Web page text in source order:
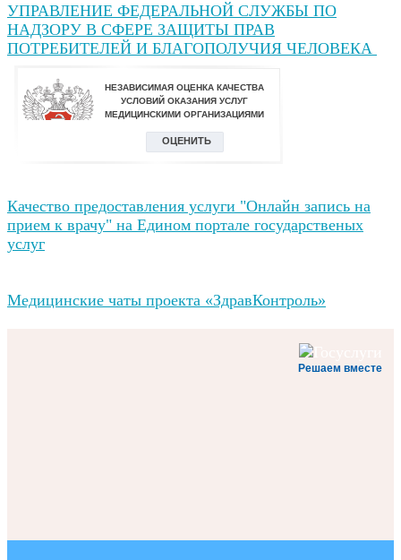
УПРАВЛЕНИЕ ФЕДЕРАЛЬНОЙ СЛУЖБЫ ПО
НАДЗОРУ В СФЕРЕ ЗАЩИТЫ ПРАВ
ПОТРЕБИТЕЛЕЙ И БЛАГОПОЛУЧИЯ ЧЕЛОВЕКА
Качество предоставления услуги "Онлайн запись на
прием к врачу" на Едином портале государственых
услуг
Медицинские чаты проекта «ЗдравКонтроль»
Решаем вместе